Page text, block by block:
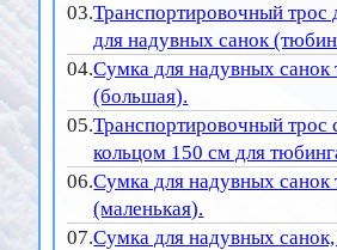
03.Транспортировочный трос
для надувных санок
04.Сумка для надувных санок
(большая).
05.Транспортировочный трос
кольцом 150 см для
06.Сумка для надувных санок
(маленькая).
07.Сумка для надувных